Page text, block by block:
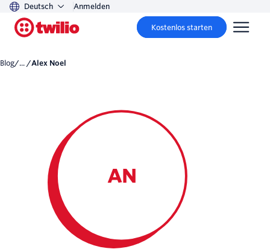
Deutsch Anmelden
Kostenlos starten
Blog/... / Alex Noel
AN